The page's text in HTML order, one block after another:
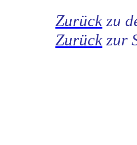
Zurückzu
Zurückzur